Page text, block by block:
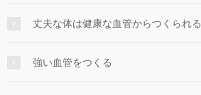
丈夫な体は健康な血管からつくられる
強い血管をつくる